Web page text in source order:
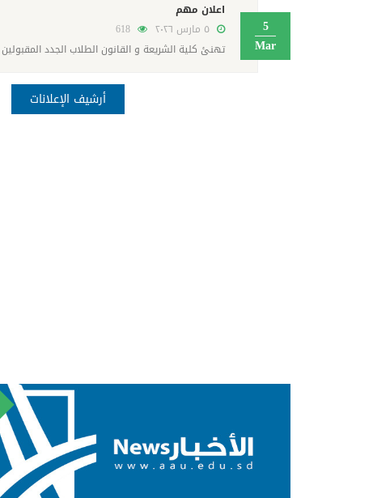
5
Mar
اعلان مهم
تهنئ كلية الشريعة و القانون الطلاب الجدد المقبولين
أرشيف الإعلانات